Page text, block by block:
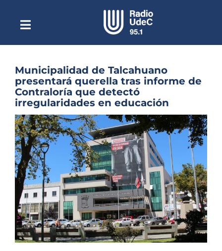
contenidoToggle
NavigationEscuchar Radio UdeC en vivo
Quiénes Somos
Programación
Podcast
Noticias
Reportajes
Columnas
Música Clásica
Especiales
Archivo Sonoro
Municipalidad de Talcahuano
presentará querella tras informe de
Contraloría que detectó
irregularidades en educación
Ver
imagen
más
grande